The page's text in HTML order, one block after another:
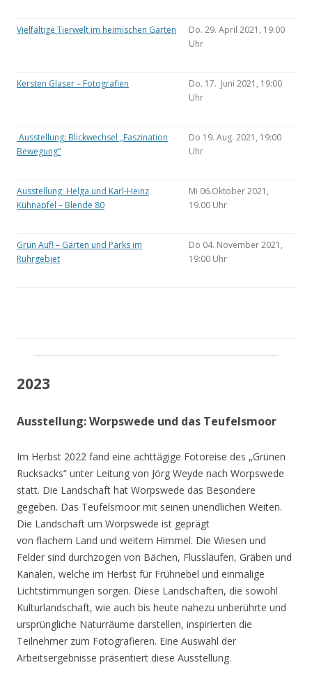
Vielfältige Tierwelt im heimischen Garten
Do. 29. April 2021, 19:00
Uhr
Kersten Glaser – Fotografien
Do. 17. Juni 2021, 19:00
Uhr
Ausstellung: Blickwechsel „Faszination
Bewegung“
Do 19. Aug. 2021, 19:00
Uhr
Ausstellung: Helga und Karl-Heinz
Kühnapfel – Blende 80
Mi 06.Oktober 2021,
19.00 Uhr
Grün Auf! – Gärten und Parks im
Ruhrgebiet
Do 04. November 2021,
19:00 Uhr
2023
Ausstellung: Worpswede und das Teufelsmoor
Im Herbst 2022 fand eine achttägige Fotoreise des „Grünen
Rucksacks“ unter Leitung von Jörg Weyde nach Worpswede
statt. Die Landschaft hat Worpswede das Besondere
gegeben. Das Teufelsmoor mit seinen unendlichen Weiten.
Die Landschaft um Worpswede ist geprägt
von flachem Land und weitem Himmel. Die Wiesen und
Felder sind durchzogen von Bächen, Flussläufen, Gräben und
Kanälen, welche im Herbst für Frühnebel und einmalige
Lichtstimmungen sorgen. Diese Landschaften, die sowohl
Kulturlandschaft, wie auch bis heute nahezu unberührte und
ursprüngliche Naturräume darstellen, inspirierten die
Teilnehmer zum Fotografieren. Eine Auswahl der
Arbeitsergebnisse präsentiert diese Ausstellung.